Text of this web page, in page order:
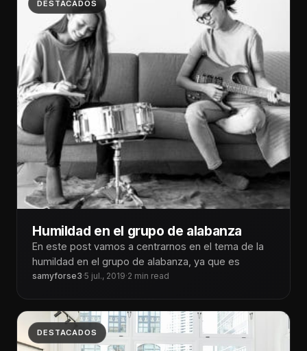
DESTACADOS
Humildad en el grupo de alabanza
En este post vamos a centrarnos en el tema de la
humildad en el grupo de alabanza, ya que es
samyforse3·5 jul., 2019·2 min read
DESTACADOS